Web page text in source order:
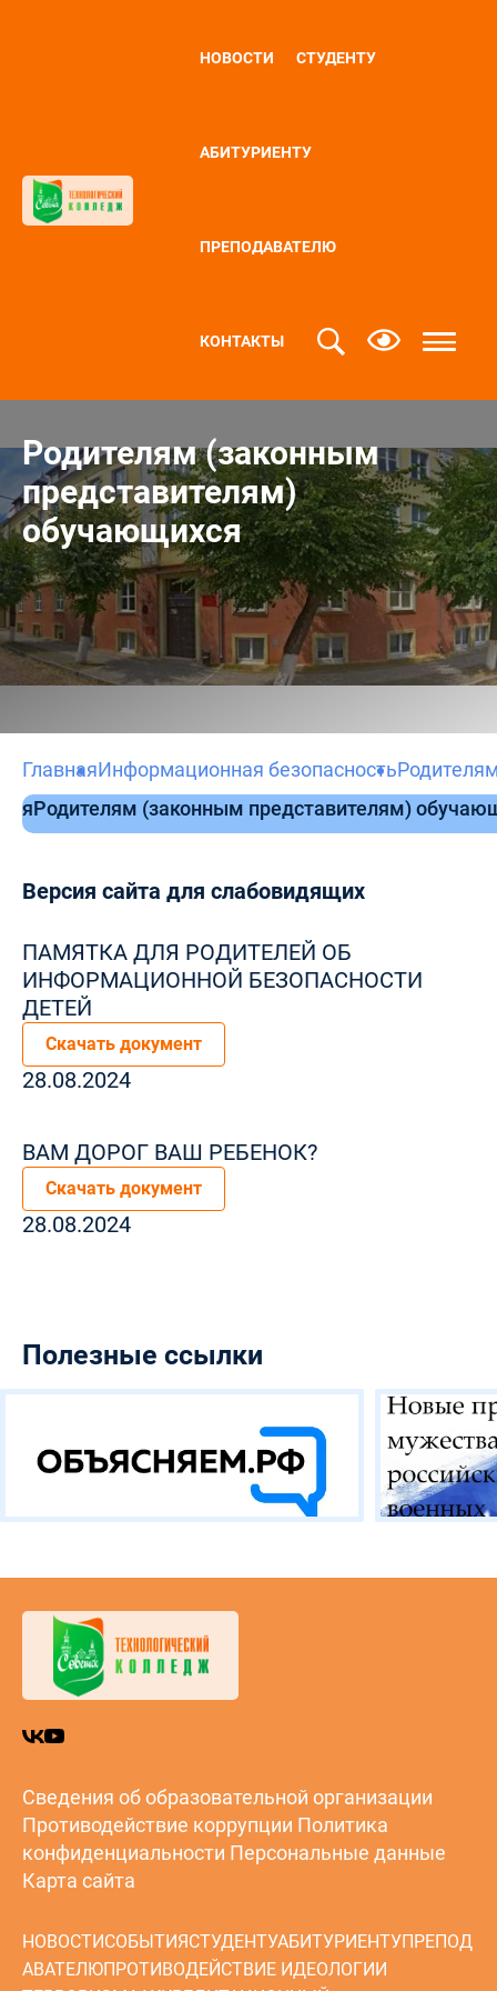
НОВОСТИ СТУДЕНТУ
АБИТУРИЕНТУ
ПРЕПОДАВАТЕЛЮ
КОНТАКТЫ
Родителям (законным
представителям)
обучающихся
ГлавнаяИнформационная безопасность
Родителям (законным представителям)
Версия сайта для слабовидящих
ПАМЯТКА ДЛЯ РОДИТЕЛЕЙ ОБ
ИНФОРМАЦИОННОЙ БЕЗОПАСНОСТИ
ДЕТЕЙ
Скачать документ
28.08.2024
ВАМ ДОРОГ ВАШ РЕБЕНОК?
Скачать документ
28.08.2024
Полезные ссылки
Сведения об образовательной организации
Противодействие коррупции Политика
конфиденциальности Персональные данные
Карта сайта
НОВОСТИСОБЫТИЯСТУДЕНТУАБИТУРИЕНТУПРЕПОД
АВАТЕЛЮПРОТИВОДЕЙСТВИЕ ИДЕОЛОГИИ